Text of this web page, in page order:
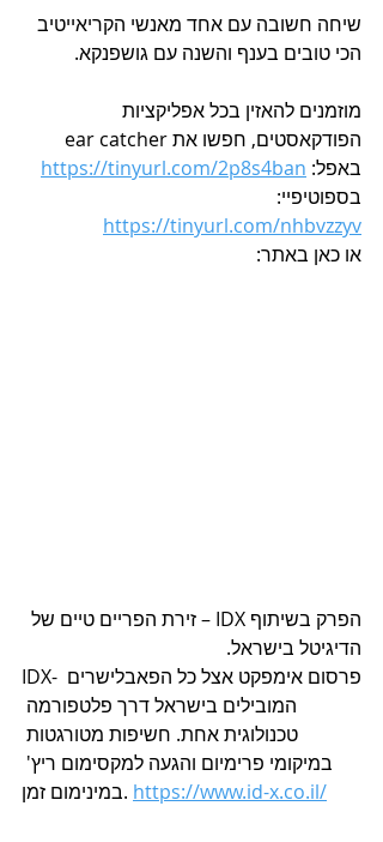
שיחה חשובה עם אחד מאנשי הקריאייטיב
הכי טובים בענף והשנה עם גושפנקא.
מוזמנים להאזין בכל אפליקציות
הפודקאסטים, חפשו את ear catcher
באפל: https://tinyurl.com/2p8s4ban
בספוטיפיי:
https://tinyurl.com/nhbvzzyv
או כאן באתר:
הפרק בשיתוף IDX – זירת הפריים טיים של
הדיגיטל בישראל.
IDX- פרסום אימפקט אצל כל הפאבלישרים
המובילים בישראל דרך פלטפורמה
טכנולוגית אחת. חשיפות מטורגטות
במיקומי פרימיום והגעה למקסימום ריץ'
במינימום זמן. https://www.id-x.co.il/